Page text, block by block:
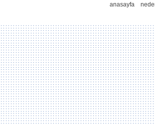
anasayfa